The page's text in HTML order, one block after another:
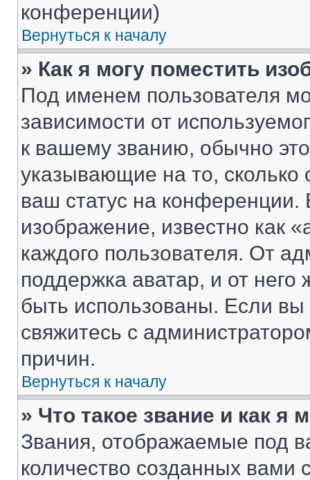
конференции)
Вернуться к началу
» Как я могу поместить
Под именем пользователя
зависимости от
к вашему званию, обычно это
указывающие на то,
ваш статус на
изображение, известно как
каждого пользователя. От
поддержка аватар, и от него
быть использованы. Если
свяжитесь с
причин.
Вернуться к началу
» Что такое звание и как я
Звания, отображаемые под
количество созданных